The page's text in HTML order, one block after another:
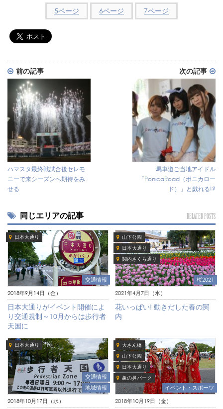
5ページ 6ページ 7ページ
前の記事
ハマスタ最終戦試合後セレモ
ニーで来シーズンへ期待をみ
せる
次の記事
馬車道ご当地アイドル
「PonicaRoad（ポニカロー
ド）」と戯れる!?
同じエリアの記事 RELATED POSTS
日本大通り
交通情報
2018年9月14日（金）
日本大通りがイベント開催によ
り交通規制～10月からは歩行者
天国に
山下公園
日本大通り
関内さくら通り
桜2021
2021年4月7日（水）
花いっぱい! 動きだした春の関
内
日本大通り
交通情報
地域情報
2018年10月17日（水）
大さん橋
山下公園
日本大通り
象の鼻パーク
イベント・スポーツ
2018年10月19日（金）